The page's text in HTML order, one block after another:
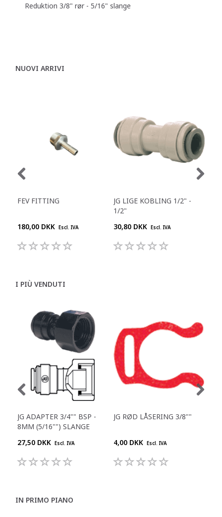
Reduktion 3/8" rør - 5/16" slange
NUOVI ARRIVI
FEV FITTING
180,00 DKK Escl. IVA
JG LIGE KOBLING 1/2" -
1/2"
30,80 DKK Escl. IVA
I PIÙ VENDUTI
JG ADAPTER 3/4"" BSP -
8MM (5/16"") SLANGE
27,50 DKK Escl. IVA
JG RØD LÅSERING 3/8""
4,00 DKK Escl. IVA
IN PRIMO PIANO